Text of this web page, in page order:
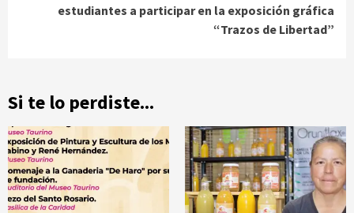
estudiantes a participar en la exposición gráfica
“Trazos de Libertad”
Si te lo perdiste...